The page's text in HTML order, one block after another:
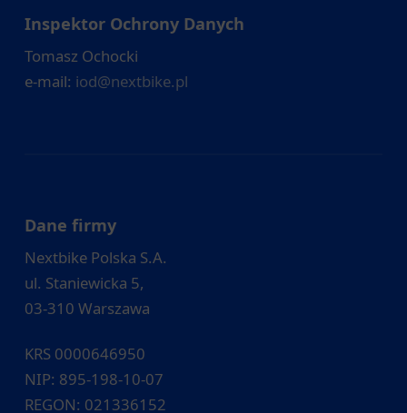
Inspektor Ochrony Danych
Tomasz Ochocki
e-mail: iod@nextbike.pl
Dane firmy
Nextbike Polska S.A.
ul. Staniewicka 5,
03-310 Warszawa
KRS 0000646950
NIP: 895-198-10-07
REGON: 021336152